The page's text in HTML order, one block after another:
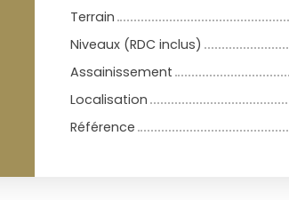
Terrain
Niveaux (RDC inclus)
Assainissement
Localisation
Référence